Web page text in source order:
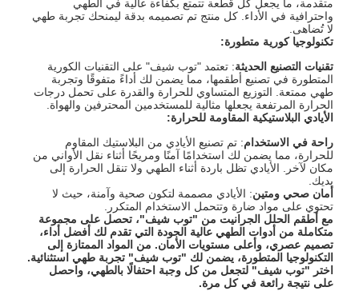
متقدمة، ما يجعل كل قطعة تتمتع بكفاءة عالية في الطهي
واحترافية في الأداء. كل منتج تم تصميمه بدقة ليمنحك تجربة طهي
لا تُضاهى.
تكنولوجيا كورية متطورة:
تقنيات التصنيع الحديثة: تعتمد "توب شيف" على التقنيات الكورية
المتطورة في تصنيع أطقمها، مما يضمن لك أداءً متفوقًا وتجربة
طهي ممتعة. التوزيع المتساوي للحرارة والقدرة على تحمل درجات
الحرارة المرتفعة يجعلها مثالية للمستخدمين المحترفين والهواة.
الأيادي البلاستيكية المقاومة للحرارة:
راحة في الاستخدام: تم تصنيع الأيادي من البلاستيك المقاوم
للحرارة، مما يضمن لك استخدامًا آمنًا ومريحًا أثناء نقل الأواني من
مكان لآخر. الأيادي تظل باردة أثناء الطهي ولا تنقل الحرارة إلى
يديك.
أمان صحي ومتين: الأيادي مصممة لتكون صحية وآمنة، حيث لا
تحتوي على مواد ضارة وتتحمل الاستخدام المتكرر.
مع أطقم الحلل الجرانيت من "توب شيف"، تحصل على مجموعة
متكاملة من أدوات الطهي عالية الجودة التي تقدم لك أفضل أداء،
تصميم عصري، وأعلى مستويات الأمان. من المواد الممتازة إلى
التكنولوجيا المتطورة، يضمن لك "توب شيف" تجربة طهي استثنائية.
اختر "توب شيف" لتجعل من كل وجبة احتفالًا بالطهي، واحصل
على نتيجة رائعة في كل مرة.